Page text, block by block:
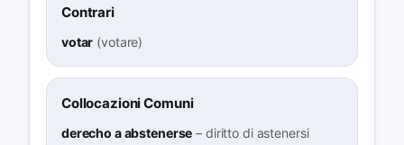
Contrari
votar (votare)
Collocazioni Comuni
derecho a abstenerse – diritto di astenersi